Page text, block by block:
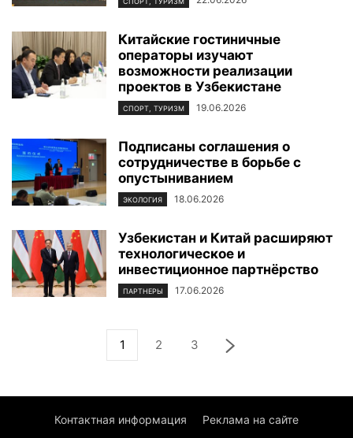
Китайские гостиничные
операторы изучают
возможности реализации
проектов в Узбекистане
СПОРТ, ТУРИЗМ 19.06.2026
Подписаны соглашения о
сотрудничестве в борьбе с
опустыниванием
ЭКОЛОГИЯ 18.06.2026
Узбекистан и Китай расширяют
технологическое и
инвестиционное партнёрство
ПАРТНЕРЫ 17.06.2026
1 2 3
Контактная информация Реклама на сайте